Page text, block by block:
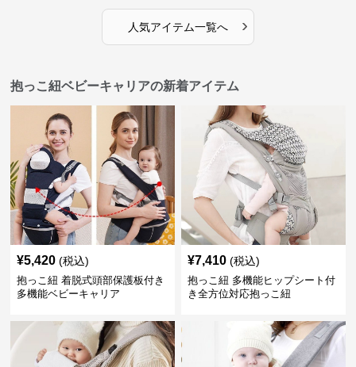
人気アイテム一覧へ ›
抱っこ紐ベビーキャリアの新着アイテム
¥5,420 (税込)
抱っこ紐 着脱式頭部保護板付き
多機能ベビーキャリア
¥7,410 (税込)
抱っこ紐 多機能ヒップシート付
き全方位対応抱っこ紐